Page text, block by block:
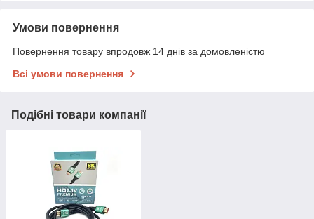
Умови повернення
Повернення товару впродовж 14 днів за домовленістю
Всі умови повернення
Подібні товари компанії